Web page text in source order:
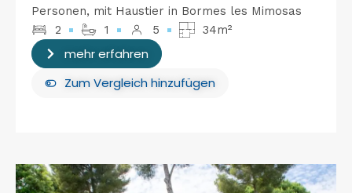
Personen, mit Haustier in Bormes les Mimosas
2
1 5 34m²
mehr erfahren
Zum Vergleich hinzufügen